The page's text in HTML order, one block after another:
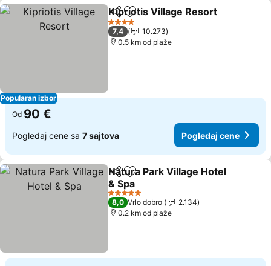
Popularan izbor
Deli Dodati u favorite
Kipriotis Village Resort
4 Zvezdice
7,4
10.273
0.5 km od plaže
Od 90 €
Pogledaj cene sa 7 sajtova Pogledaj cene
Deli Dodati u favorite
Natura Park Village Hotel
& Spa
5 Zvezdice
8,0 Vrlo dobro
2.134
0.2 km od plaže